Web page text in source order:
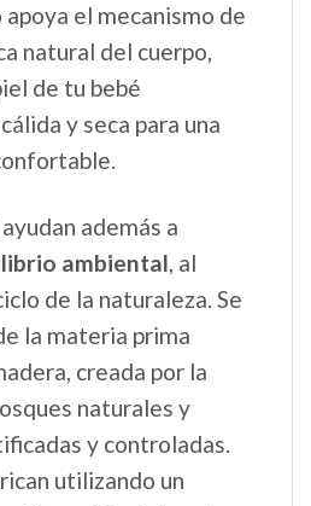
apoya el mecanismo de
natural del cuerpo,
de tu bebé
y seca para una
además a
ambiental, al
de la naturaleza. Se
la materia prima
creada por la
naturales y
y controladas.
utilizando un